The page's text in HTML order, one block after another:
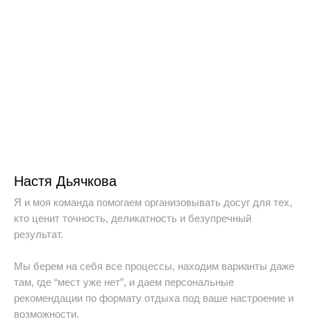
Настя Дьячкова
Я и моя команда помогаем организовывать досуг для тех,
кто ценит точность, деликатность и безупречный
результат.
Мы берем на себя все процессы, находим варианты даже
там, где “мест уже нет”, и даем персональные
рекомендации по формату отдыха под ваше настроение и
возможности.